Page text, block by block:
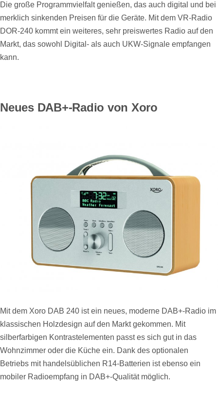
Die große Programmvielfalt genießen, das auch digital und bei
merklich sinkenden Preisen für die Geräte. Mit dem VR-Radio
DOR-240 kommt ein weiteres, sehr preiswertes Radio auf den
Markt, das sowohl Digital- als auch UKW-Signale empfangen
kann.
Neues DAB+-Radio von Xoro
Mit dem Xoro DAB 240 ist ein neues, moderne DAB+-Radio im
klassischen Holzdesign auf den Markt gekommen. Mit
silberfarbigen Kontrastelementen passt es sich gut in das
Wohnzimmer oder die Küche ein. Dank des optionalen
Betriebs mit handelsüblichen R14-Batterien ist ebenso ein
mobiler Radioempfang in DAB+-Qualität möglich.